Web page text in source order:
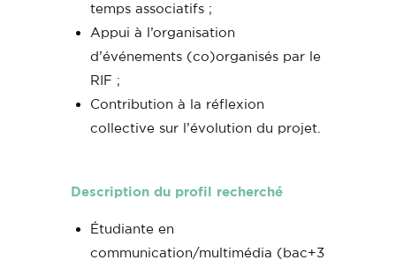
temps associatifs ;
Appui à l’organisation
d’événements (co)organisés par le
RIF ;
Contribution à la réflexion
collective sur l’évolution du projet.
Description du profil recherché
Étudiante en
communication/multimédia (bac+3